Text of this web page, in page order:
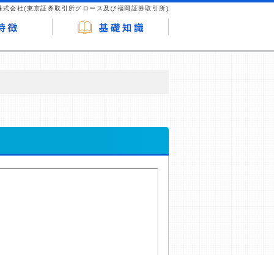
式会社(東京証券取引所グロース及び福岡証券取引所)